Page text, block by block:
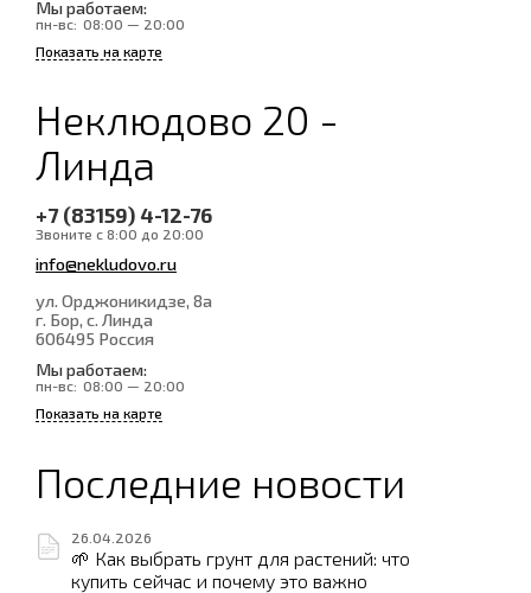
Мы работаем:
пн-вс: 08:00 — 20:00
Показать на карте
Неклюдово 20 -
Линда
+7 (83159) 4-12-76
Звоните с 8:00 до 20:00
info@nekludovo.ru
ул. Орджоникидзе, 8а
г. Бор, с. Линда
606495 Россия
Мы работаем:
пн-вс: 08:00 — 20:00
Показать на карте
Последние новости
26.04.2026
🌱 Как выбрать грунт для растений: что
купить сейчас и почему это важно